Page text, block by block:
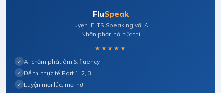
FluSpeak
Luyện IELTS Speaking với AI
Nhận phản hồi tức thì
★★★★★
✓ AI chấm phát âm & fluency
✓ Đề thi thực tế Part 1, 2, 3
✓ Luyện mọi lúc, mọi nơi